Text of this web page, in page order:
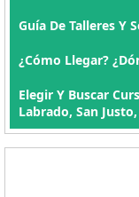
Guía De Talleres Y
¿Cómo Llegar?
Elegir Y Buscar
Labrado, San